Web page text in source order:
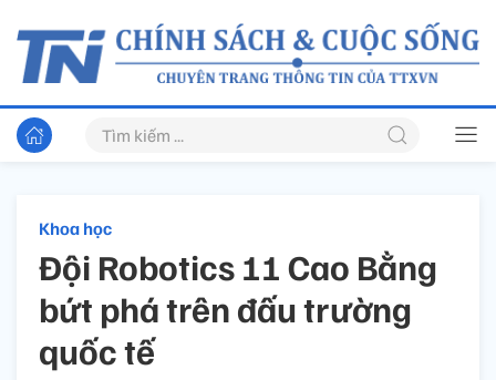
Khoa học
Đội Robotics 11 Cao Bằng
bứt phá trên đấu trường
quốc tế